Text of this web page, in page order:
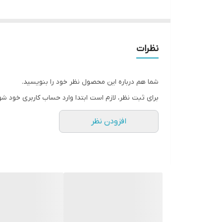
نظرات
شما هم درباره این محصول نظر خود را بنویسید.
برای ثبت نظر، لازم است ابتدا وارد حساب کاربری خود
افزودن نظر